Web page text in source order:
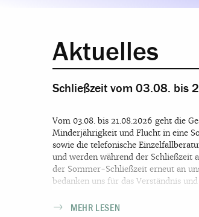
Aktuelles
Schließzeit vom 03.08. bis
Vom 03.08. bis 21.08.2026 geht die
Minderjährigkeit und Flucht in eine
sowie die telefonische
und werden während der Schließzeit
der Sommer-Schließzeit erneut an
bedanken uns für das Verständnis
MEHR LESEN